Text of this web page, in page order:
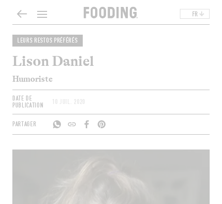
FR
LEURS RESTOS PRÉFÉRÉS
Lison Daniel
Humoriste
DATE DE
PUBLICATION
10 JUIL. 2020
PARTAGER